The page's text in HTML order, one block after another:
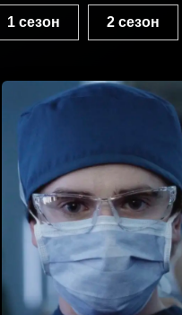
1 сезон 2 сезон